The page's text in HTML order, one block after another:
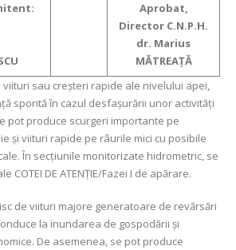
Aprobat,
Director C.N.P.H.
dr. Marius
MĂTREAŢĂ
viituri sau creşteri rapide ale nivelului apei,
sporită în cazul desfașurării unor activități
pot produce scurgeri importante pe
și viituri rapide pe râurile mici cu posibile
În secțiunile monitorizate hidrometric, se
COTEI DE ATENȚIE/Fazei I de apărare.
de viituri majore generatoare de revărsări
la inundarea de gospodării şi
De asemenea, se pot produce